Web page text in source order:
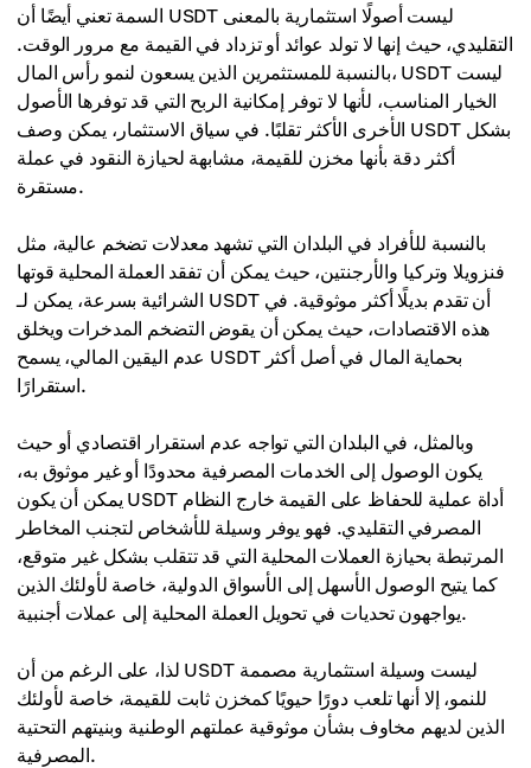
السمة تعني أيضًا أن USDT ليست أصولًا استثمارية بالمعنى
التقليدي، حيث إنها لا تولد عوائد أو تزداد في القيمة مع مرور الوقت.
بالنسبة للمستثمرين الذين يسعون لنمو رأس المال، USDT ليست
الخيار المناسب، لأنها لا توفر إمكانية الربح التي قد توفرها الأصول
الأخرى الأكثر تقلبًا. في سياق الاستثمار، يمكن وصف USDT بشكل
أكثر دقة بأنها مخزن للقيمة، مشابهة لحيازة النقود في عملة
مستقرة.
بالنسبة للأفراد في البلدان التي تشهد معدلات تضخم عالية، مثل
فنزويلا وتركيا والأرجنتين، حيث يمكن أن تفقد العملة المحلية قوتها
الشرائية بسرعة، يمكن لـ USDT أن تقدم بديلًا أكثر موثوقية. في
هذه الاقتصادات، حيث يمكن أن يقوض التضخم المدخرات ويخلق
عدم اليقين المالي، يسمح USDT بحماية المال في أصل أكثر
استقرارًا.
وبالمثل، في البلدان التي تواجه عدم استقرار اقتصادي أو حيث
يكون الوصول إلى الخدمات المصرفية محدودًا أو غير موثوق به،
يمكن أن يكون USDT أداة عملية للحفاظ على القيمة خارج النظام
المصرفي التقليدي. فهو يوفر وسيلة للأشخاص لتجنب المخاطر
المرتبطة بحيازة العملات المحلية التي قد تتقلب بشكل غير متوقع،
كما يتيح الوصول الأسهل إلى الأسواق الدولية، خاصة لأولئك الذين
يواجهون تحديات في تحويل العملة المحلية إلى عملات أجنبية.
لذا، على الرغم من أن USDT ليست وسيلة استثمارية مصممة
للنمو، إلا أنها تلعب دورًا حيويًا كمخزن ثابت للقيمة، خاصة لأولئك
الذين لديهم مخاوف بشأن موثوقية عملتهم الوطنية وبنيتهم التحتية
المصرفية.